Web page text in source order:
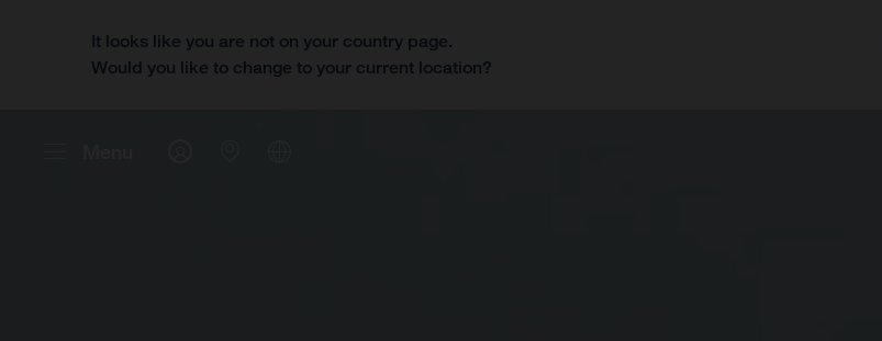
It looks like you are not on your country page.
Would you like to change to your current location?